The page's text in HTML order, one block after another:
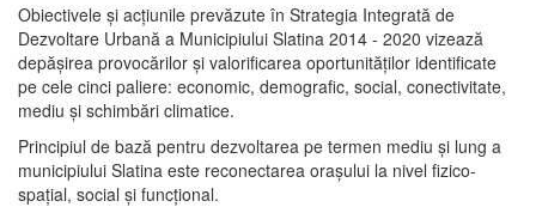
Obiectivele şi acţiunile prevăzute în Strategia Integrată de
Dezvoltare Urbană a Municipiului Slatina 2014 - 2020 vizează
depășirea provocărilor şi valorificarea oportunităţilor identificate
pe cele cinci paliere: economic, demografic, social, conectivitate,
mediu şi schimbări climatice.
Principiul de bază pentru dezvoltarea pe termen mediu şi lung a
municipiului Slatina este reconectarea oraşului la nivel fizico-
spaţial, social şi funcţional.